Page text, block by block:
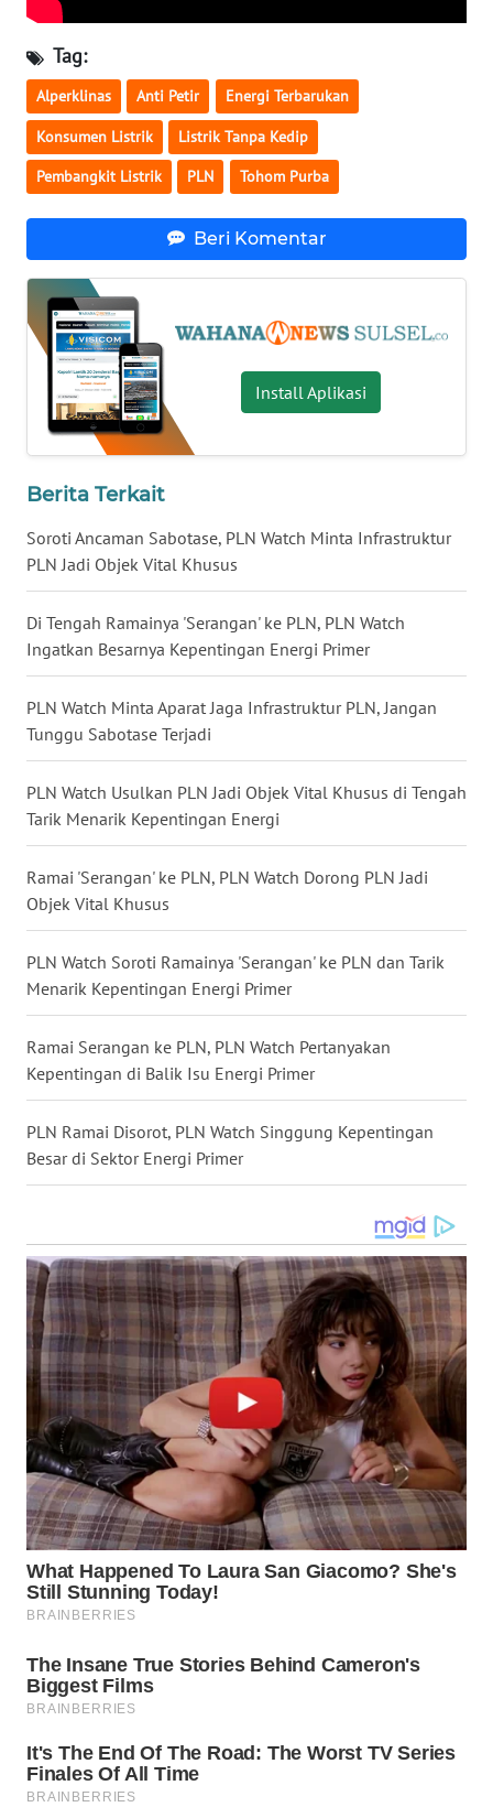
Tag:
Alperklinas Anti Petir Energi Terbarukan
Konsumen Listrik Listrik Tanpa Kedip
Pembangkit Listrik PLN Tohom Purba
Beri Komentar
Install Aplikasi
Berita Terkait
Soroti Ancaman Sabotase, PLN Watch Minta Infrastruktur
PLN Jadi Objek Vital Khusus
Di Tengah Ramainya 'Serangan' ke PLN, PLN Watch
Ingatkan Besarnya Kepentingan Energi Primer
PLN Watch Minta Aparat Jaga Infrastruktur PLN, Jangan
Tunggu Sabotase Terjadi
PLN Watch Usulkan PLN Jadi Objek Vital Khusus di Tengah
Tarik Menarik Kepentingan Energi
Ramai 'Serangan' ke PLN, PLN Watch Dorong PLN Jadi
Objek Vital Khusus
PLN Watch Soroti Ramainya 'Serangan' ke PLN dan Tarik
Menarik Kepentingan Energi Primer
Ramai Serangan ke PLN, PLN Watch Pertanyakan
Kepentingan di Balik Isu Energi Primer
PLN Ramai Disorot, PLN Watch Singgung Kepentingan
Besar di Sektor Energi Primer
WN
NUSANTARA
WN
JOGJA
WN
BALI
WN
KALBAR
WN
KALTENG
WN
KALTARA
WN
KALSEL
WN
KALTIM
WN
GORONTALO
SULUT
MALUKU
MALUT
WN
WN
DANAU
TOBA
WN
NIAS
WN
LANGKAT
WN
TAPANULI
SELATAN
TANJUNG
LESUNG
WN
KARO